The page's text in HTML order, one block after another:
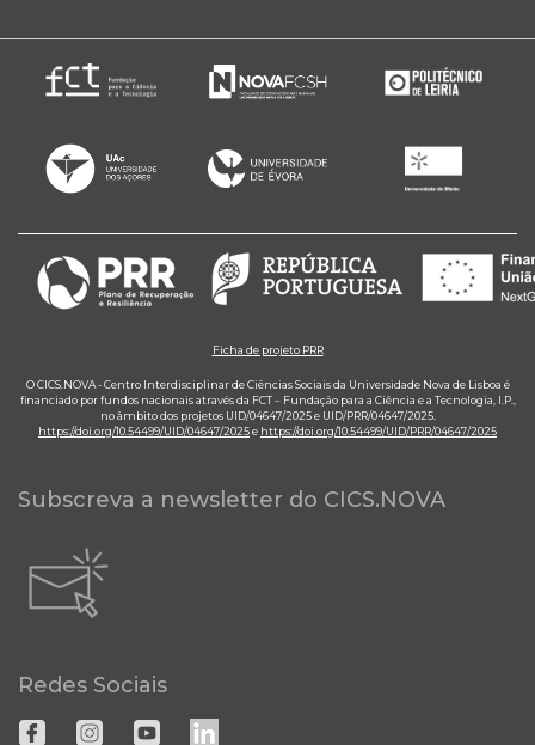
Ficha de projeto PRR
O CICS.NOVA - Centro Interdisciplinar de Ciências Sociais da Universidade Nova de Lisboa é
financiado por fundos nacionais através da FCT – Fundação para a Ciência e a Tecnologia, I.P.,
no âmbito dos projetos UID/04647/2025 e UID/PRR/04647/2025.
https://doi.org/10.54499/UID/04647/2025e https://doi.org/10.54499/UID/PRR/04647/2025
Subscreva a newsletter do CICS.NOVA
Redes Sociais